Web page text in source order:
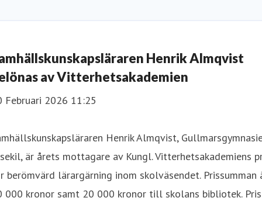
Henrik Almqvist
av Vitterhetsakademien
Februari 2026 11:25
Henrik Almqvist,
är årets mottagare av Kungl. Vitterhetsakademiens
berömvärd lärargärning inom skolväsendet. Prissumman
000 kronor samt 20 000 kronor till skolans bibliotek.